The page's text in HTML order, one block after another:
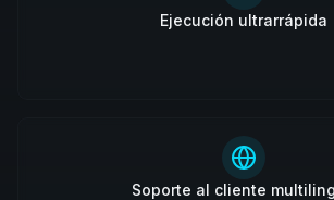
Ejecución ultrarrápida
Soporte al cliente